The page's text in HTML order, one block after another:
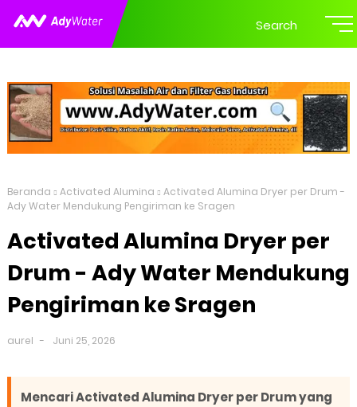
Search
Beranda Activated Alumina
Activated Alumina Dryer per Drum -
Ady Water Mendukung Pengiriman ke Sragen
Activated Alumina Dryer per
Drum - Ady Water Mendukung
Pengiriman ke Sragen
aurel Juni 25, 2026
Mencari Activated Alumina Dryer per Drum yang